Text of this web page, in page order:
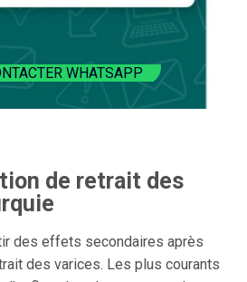
WHATSAPP
de retrait des
des effets secondaires après
des varices. Les plus courants